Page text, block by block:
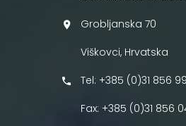
Grobljanska 70
Viškovci, Hrvatska
Tel: +385 (0)31 856
Fax: +385 (0)31 856